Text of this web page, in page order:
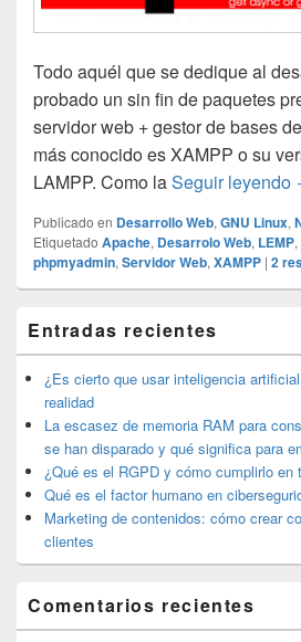
Todo aquél que se dedique al
probado un sin fin de paquetes
servidor web + gestor de bases
más conocido es XAMPP o su
LAMPP. Como laSeguir leyendo
Publicado en Desarrollo Web, GNU Linux,
Etiquetado Apache, Desarrolo Web, LEMP,
phpmyadmin, Servidor Web, XAMPP | 2
área
de
widget
barra
lateral
primaria
Entradas recientes
¿Es cierto que usar inteligencia
realidad
La escasez de memoria RAM para
se han disparado y qué significa para
¿Qué es el RGPD y cómo cumplirlo en
Qué es el factor humano en
Marketing de contenidos: cómo crear
clientes
Comentarios recientes